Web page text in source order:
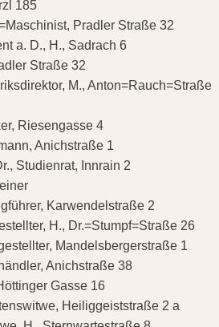
185
Pradler Straße 32
a. D., H., Sadrach 6
Straße 32
M., Anton=Rauch=Straße
Riesengasse 4
Anichstraße 1
Studienrat, Innrain 2
Karwendelstraße 2
H., Dr.=Stumpf=Straße 26
Mandelsbergerstraße 1
Anichstraße 38
Gasse 16
Heiliggeiststraße 2 a